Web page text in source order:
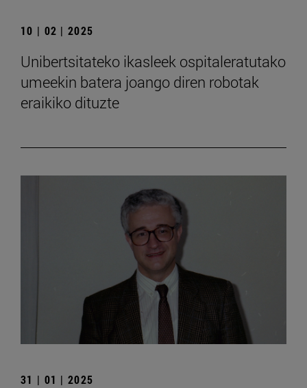
10 | 02 | 2025
Unibertsitateko ikasleek ospitaleratutako
umeekin batera joango diren robotak
eraikiko dituzte
31 | 01 | 2025